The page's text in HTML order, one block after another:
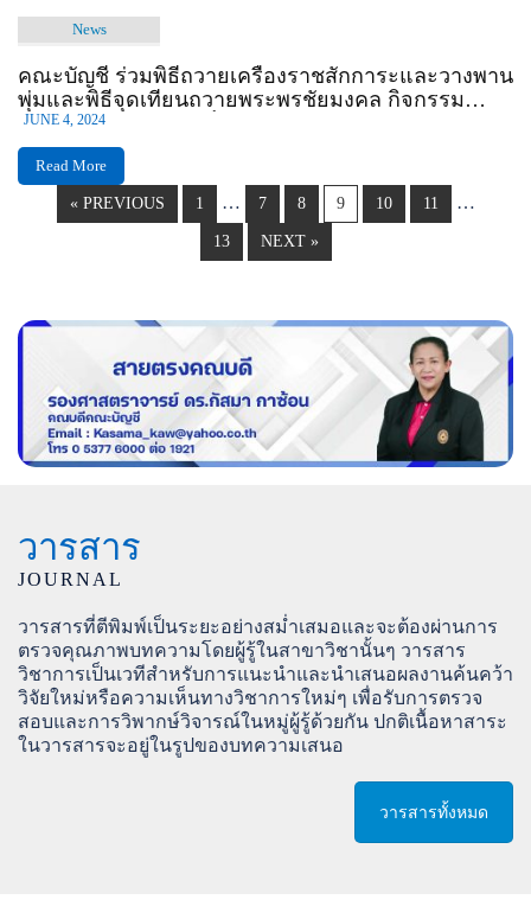
News
คณะบัญชี ร่วมพิธีถวายเครื่องราชสักการะและวางพาน
พุ่มและพิธีจุดเทียนถวายพระพรชัยมงคล กิจกรรม
เฉลิมพระเกียรติ สมเด็จพระนางเจ้าพระบรมราชินี
JUNE 4, 2024
Read More
« PREVIOUS 1 … 7 8 9 10 11 …
13 NEXT »
วารสาร
JOURNAL
วารสารที่ตีพิมพ์เป็นระยะอย่างสม่ำเสมอและจะต้องผ่านการ
ตรวจคุณภาพบทความโดยผู้รู้ในสาขาวิชานั้นๆ วารสาร
วิชาการเป็นเวทีสำหรับการแนะนำและนำเสนอผลงานค้นคว้า
วิจัยใหม่หรือความเห็นทางวิชาการใหม่ๆ เพื่อรับการตรวจ
สอบและการวิพากษ์วิจารณ์ในหมู่ผู้รู้ด้วยกัน ปกติเนื้อหาสาระ
ในวารสารจะอยู่ในรูปของบทความเสนอ
วารสารทั้งหมด